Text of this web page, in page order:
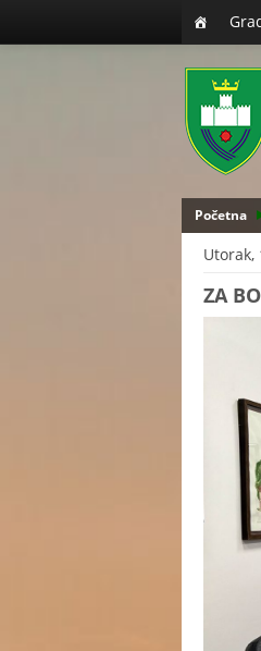
Početna
Utorak,
ZA